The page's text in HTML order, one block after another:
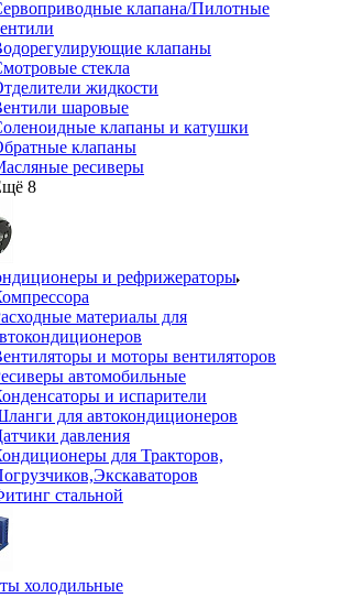
клапана/Пилотные
клапаны
стекла
жидкости
шаровые
клапаны и катушки
клапаны
ресиверы
8
и рефрижераторы
материалы для
и моторы вентиляторов
автомобильные
и испарители
для автокондиционеров
давления
для Тракторов,
стальной
холодильные